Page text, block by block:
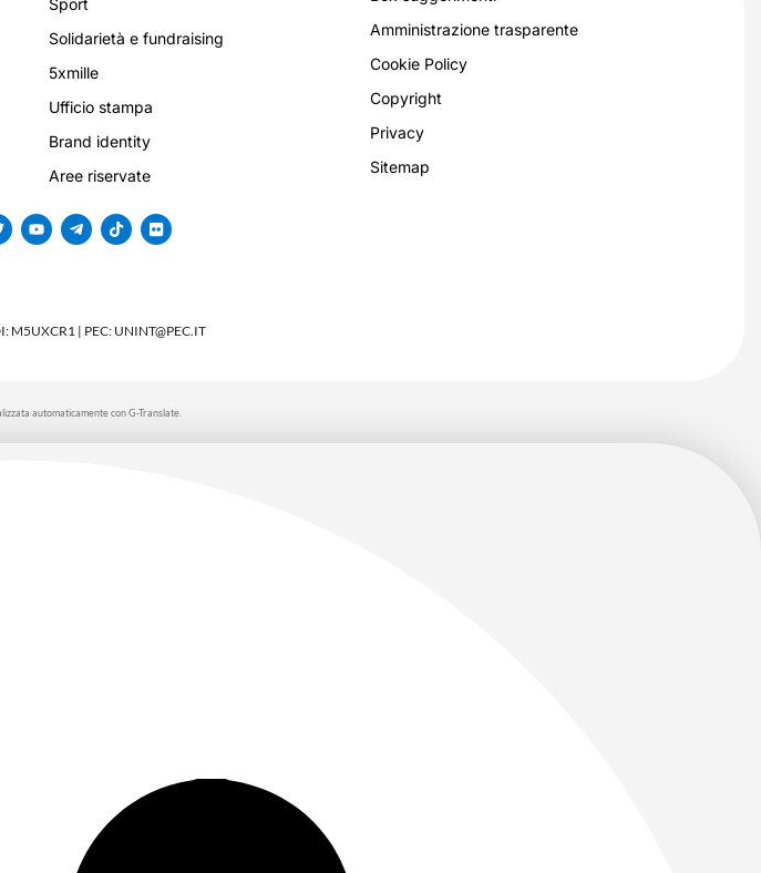
Sport
Solidarietà e fundraising
5xmille
Ufficio stampa
Brand identity
Aree riservate
Amministrazione trasparente
Cookie Policy
Copyright
Privacy
Sitemap
| PEC: UNINT@PEC.IT
automaticamente con G-Translate.